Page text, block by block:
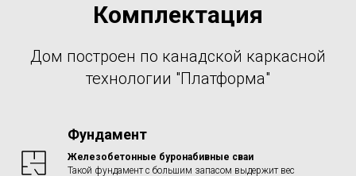
Комплектация
Дом построен по канадской каркасной
технологии "Платформа"
Фундамент
Железобетонные буронабивные сваи
Такой фундамент с большим запасом выдержит вес